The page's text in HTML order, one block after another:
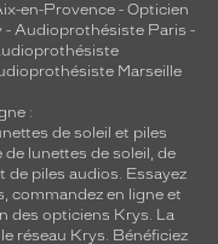
en-Provence - Opticien
- Audioprothésiste Paris -
Marseille
:
de soleil et piles
lunettes de soleil, de
de piles audios. Essayez
commandez en ligne et
des opticiens Krys. La
réseau Krys. Bénéficiez